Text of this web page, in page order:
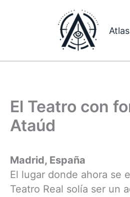
El Teatro con
Ataúd
Madrid, España
El lugar donde ahora se
Teatro Real solía ser un